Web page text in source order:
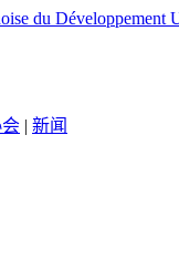
du Développement
| 新闻